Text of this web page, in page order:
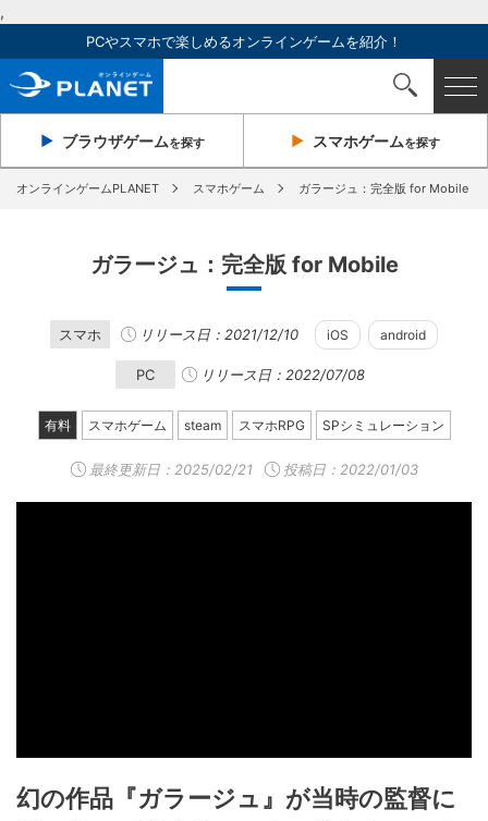
,
PCやスマホで楽しめるオンラインゲームを紹介！
ブラウザゲームを探す スマホゲームを探す
オンラインゲームPLANET スマホゲーム ガラージュ：完全版 for Mobile
ガラージュ：完全版 for Mobile
スマホ リリース日：2021/12/10 iOS android
PC リリース日：2022/07/08
有料 スマホゲーム steam スマホRPG SPシミュレーション
最終更新日： 2025/02/21 投稿日：2022/01/03
幻の作品『ガラージュ』が当時の監督に